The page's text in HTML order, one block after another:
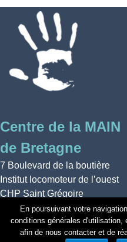
Centre de la MAIN
de Bretagne
7 Boulevard de la boutière
Institut locomoteur de l’ouest
CHP Saint Grégoire
35760 Saint-Grégoire
Mentions légales| réalisé par
Webyoo
En poursuivant votre
conditions générales
afin de nous contacter et de